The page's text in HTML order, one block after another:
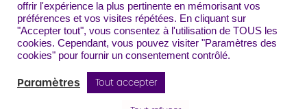
Photos
ContactMentions légalesConfidentialitéCGUCrédits
Freedj Paris – Tous droits réservés
offrir l'expérience la plus pertinente en mémorisant vos
préférences et vos visites répétées. En cliquant sur
"Accepter tout", vous consentez à l'utilisation de TOUS les
cookies. Cependant, vous pouvez visiter "Paramètres des
cookies" pour fournir un consentement contrôlé.
Paramètres Tout accepter